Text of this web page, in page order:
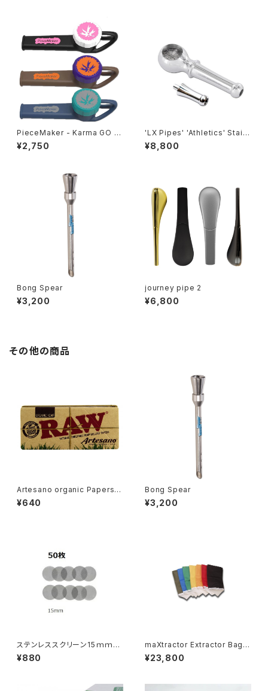
PieceMaker - Karma GO シ
リコンパイプ【メール便対応】
¥2,750
'LX Pipes' 'Athletics' Stainl
ess Steel Hand Pipe S 7m
ｍ filter 対応
¥8,800
Bong Spear
¥3,200
journey pipe 2
¥6,800
その他の商品
Artesano organic Papers K
S Slim with Tipsトレイ付き
¥640
Bong Spear
¥3,200
ステンレススクリーン15ｍｍ
ⅹ50枚入り
¥880
maXtractor Extractor Bag 2
5µ-220µ
¥23,800